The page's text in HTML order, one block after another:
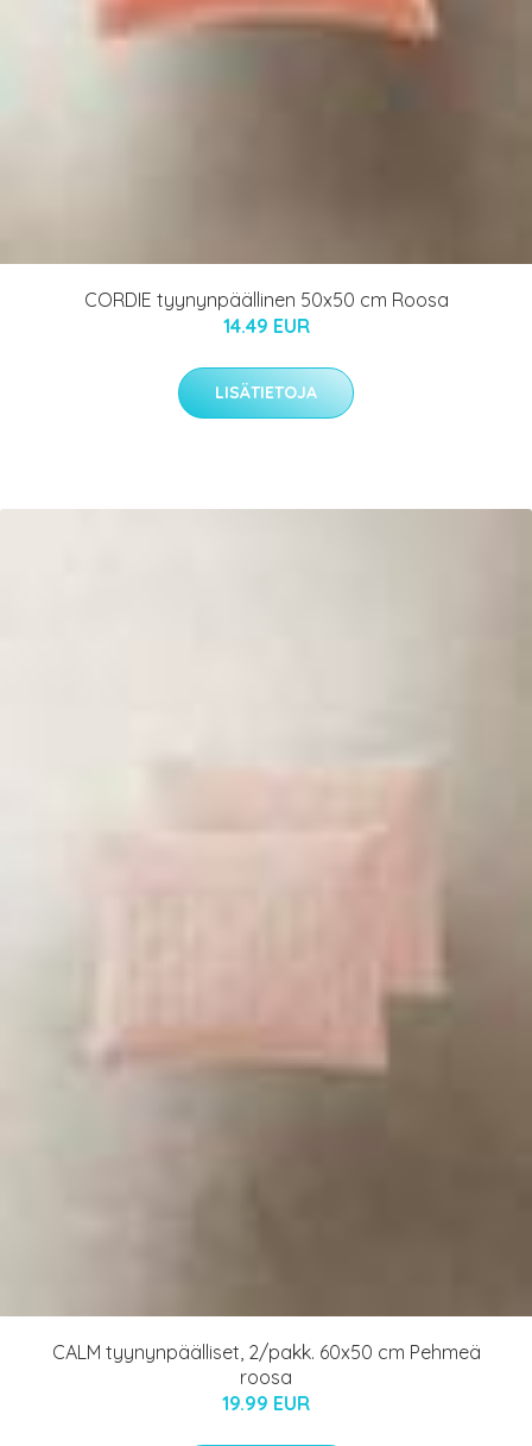
CORDIE tyynynpäällinen 50x50 cm Roosa
14.49 EUR
LISÄTIETOJA
CALM tyynynpäälliset, 2/pakk. 60x50 cm Pehmeä
roosa
19.99 EUR